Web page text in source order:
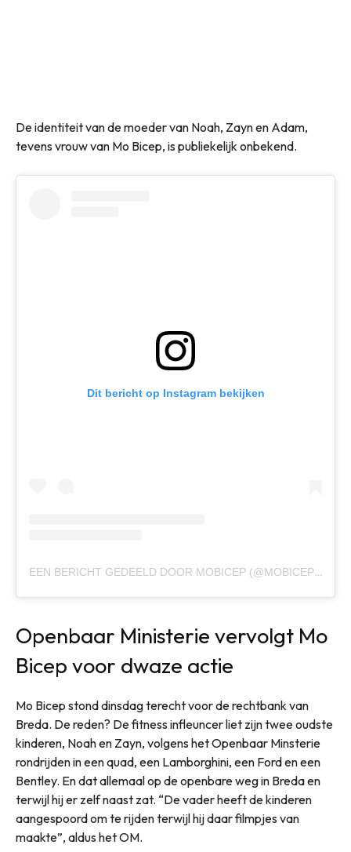
De identiteit van de moeder van Noah, Zayn en Adam,
tevens vrouw van Mo Bicep, is publiekelijk onbekend.
Dit bericht op Instagram bekijken
EEN BERICHT GEDEELD DOOR MOBICEP (@MOBICEPP)
Openbaar Ministerie vervolgt Mo
Bicep voor dwaze actie
Mo Bicep stond dinsdag terecht voor de rechtbank van
Breda. De reden? De fitness infleuncer liet zijn twee oudste
kinderen, Noah en Zayn, volgens het Openbaar Minsterie
rondrijden in een quad, een Lamborghini, een Ford en een
Bentley. En dat allemaal op de openbare weg in Breda en
terwijl hij er zelf naast zat. “De vader heeft de kinderen
aangespoord om te rijden terwijl hij daar filmpjes van
maakte”, aldus het OM.